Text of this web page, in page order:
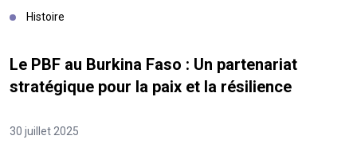
Histoire
Le PBF au Burkina Faso : Un partenariat
stratégique pour la paix et la résilience
30 juillet 2025